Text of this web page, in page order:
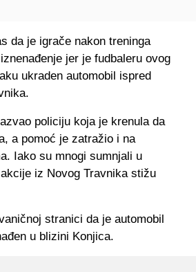
da je igrače nakon treninga
jer je fudbaleru ovog
ukraden automobil ispred
policiju koja je krenula da
a pomoć je zatražio i na
Iako su mnogi sumnjali u
iz Novog Travnika stižu
stranici da je automobil
u blizini Konjica.